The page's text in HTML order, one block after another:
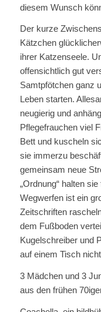
diesem Wunsch
Der kurze
Kätzchen
ihrer Katzenseele.
offensichtlich gut
Samtpfötchen ganz
Leben starten.
neugierig und
Pflegefrauchen viel
Bett und kuscheln
sie immerzu
gemeinsam neue
„Ordnung“ halten
Wegwerfen ist ein
Zeitschriften
dem Fußboden
Kugelschreiber und
auf einem Tisch
3 Mädchen und 3
aus den frühen